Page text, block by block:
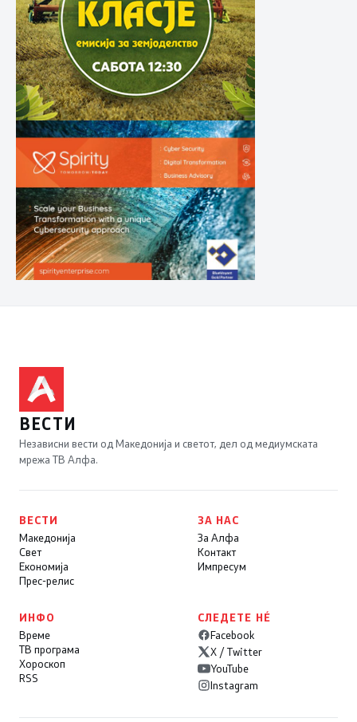
ВЕСТИ
Независни вести од Македонија и светот, дел од медиумската
мрежа ТВ Алфа.
ВЕСТИ
Македонија
Свет
Економија
Прес-релис
ЗА НАС
За Алфа
Контакт
Импресум
ИНФО
Време
ТВ програма
Хороскоп
RSS
СЛЕДЕТЕ НÉ
Facebook
X / Twitter
YouTube
Instagram